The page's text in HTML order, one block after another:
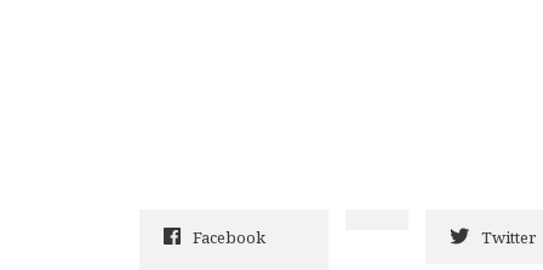
Facebook Twitter